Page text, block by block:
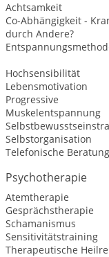
Achtsamkeit
Co-Abhängigkeit -
durch Andere?
Hochsensibilität
Lebensmotivation
Progressive
Muskelentspannung
Selbstorganisation
Telefonische Beratung
Psychotherapie
Atemtherapie
Gesprächstherapie
Schamanismus
Sensitivitätstraining
Therapeutische